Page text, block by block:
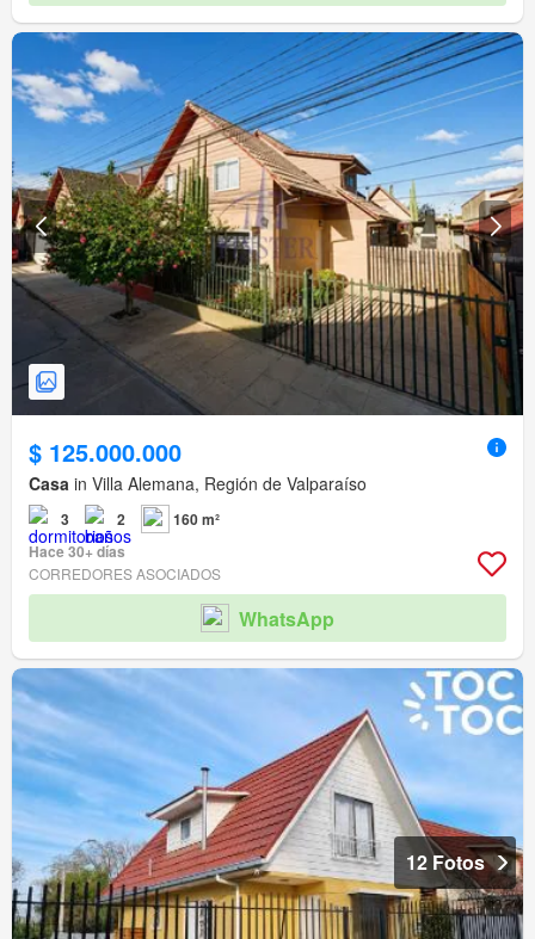
$ 125.000.000
Casa in Villa Alemana, Región de Valparaíso
3 2
160 m²
Hace 30+ días
CORREDORES ASOCIADOS
WhatsApp
12 Fotos